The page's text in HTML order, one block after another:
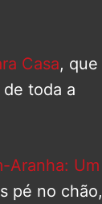
Casa, que
toda a
Aranha: Um
pé no chão,